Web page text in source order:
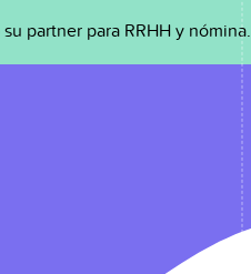
partner para RRHH y nómina.